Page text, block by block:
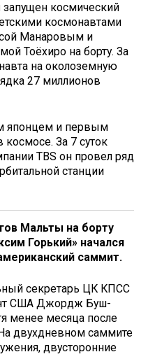
космический
космонавтами
Манаровым и
Тоёхиро на борту. За
на околоземную
27 миллионов
японцем и первым
За 7 суток
TBS он провел ряд
станции
Мальты на борту
Горький» начался
саммит.
секретарь ЦК КПСС
США Джордж Буш-
менее месяца после
двухдневном саммите
двусторонние